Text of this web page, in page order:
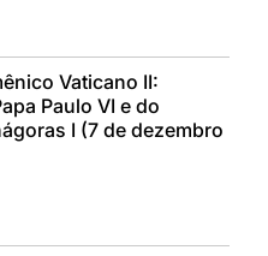
Vaticano II:
Paulo VI e do
I (7 de dezembro